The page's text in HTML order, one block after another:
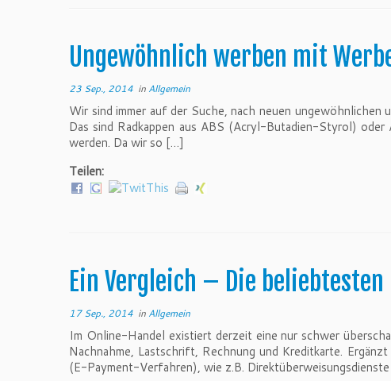
Ungewöhnlich werben mit
23 Sep., 2014 in Allgemein
Wir sind immer auf der Suche, nach neuen
Das sind Radkappen aus ABS (Acryl-Butadien-Styrol)
werden. Da wir so […]
Teilen:
Ein Vergleich – Die
17 Sep., 2014 in Allgemein
Im Online-Handel existiert derzeit eine nur schwer
Nachnahme, Lastschrift, Rechnung und Kreditkarte.
(E-Payment-Verfahren), wie z.B.